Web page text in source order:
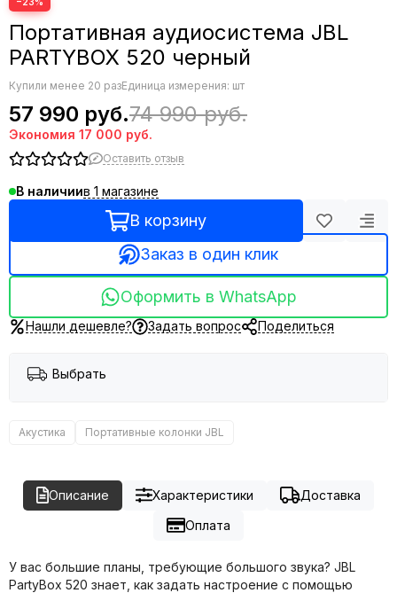
Портативная аудиосистема JBL
PARTYBOX 520 черный
Купили менее 20 разЕдиница измерения: шт
57 990 руб.74 990 руб.
Экономия 17 000 руб.
Оставить отзыв
В наличиив 1 магазине
В корзину
Заказ в один клик
Оформить в WhatsApp
Нашли дешевле? Задать вопрос Поделиться
Выбрать
Акустика Портативные колонки JBL
Описание Характеристики
Доставка
Оплата
У вас большие планы, требующие большого звука? JBL
PartyBox 520 знает, как задать настроение с помощью